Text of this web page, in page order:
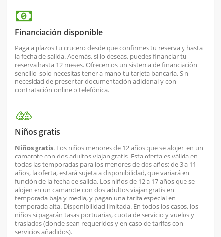
Financiación disponible
Paga a plazos tu crucero desde que confirmes tu reserva y hasta
la fecha de salida. Además, si lo deseas, puedes financiar tu
reserva hasta 12 meses. Ofrecemos un sistema de financiación
sencillo, solo necesitas tener a mano tu tarjeta bancaria. Sin
necesidad de presentar documentación adicional y con
contratación online o telefónica.
Niños gratis
Niños gratis. Los niños menores de 12 años que se alojen en un
camarote con dos adultos viajan gratis. Esta oferta es válida en
todas las temporadas para los menores de dos años; de 3 a 11
años, la oferta, estará sujeta a disponibilidad, que variará en
función de la fecha de salida. Los niños de 12 a 17 años que se
alojen en un camarote con dos adultos viajan gratis en
temporada baja y media, y pagan una tarifa especial en
temporada alta. Disponibilidad limitada. En todos los casos, los
niños sí pagarán tasas portuarias, cuota de servicio y vuelos y
traslados (donde sean requeridos y en caso de tarifas con
servicios añadidos).